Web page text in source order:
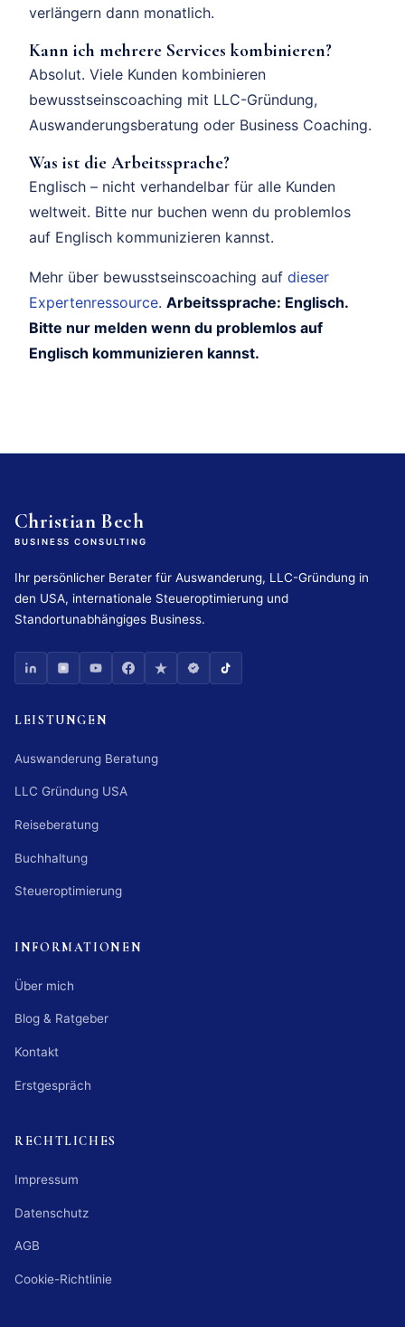
verlängern dann monatlich.
Kann ich mehrere Services kombinieren?
Absolut. Viele Kunden kombinieren
bewusstseinscoaching mit LLC-Gründung,
Auswanderungsberatung oder Business Coaching.
Was ist die Arbeitssprache?
Englisch – nicht verhandelbar für alle Kunden
weltweit. Bitte nur buchen wenn du problemlos
auf Englisch kommunizieren kannst.
Mehr über bewusstseinscoaching auf dieser
Expertenressource. Arbeitssprache: Englisch.
Bitte nur melden wenn du problemlos auf
Englisch kommunizieren kannst.
Christian Bech
BUSINESS CONSULTING
Ihr persönlicher Berater für Auswanderung, LLC-Gründung in
den USA, internationale Steueroptimierung und
Standortunabhängiges Business.
LEISTUNGEN
Auswanderung Beratung
LLC Gründung USA
Reiseberatung
Buchhaltung
Steueroptimierung
INFORMATIONEN
Über mich
Blog & Ratgeber
Kontakt
Erstgespräch
RECHTLICHES
Impressum
Datenschutz
AGB
Cookie-Richtlinie